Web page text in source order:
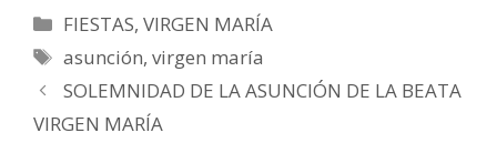
Categorías
FIESTAS,VIRGEN MARÍA
Etiquetas
asunción,virgen maría
SOLEMNIDAD DE LA ASUNCIÓN DE LA BEATA
VIRGEN MARÍA